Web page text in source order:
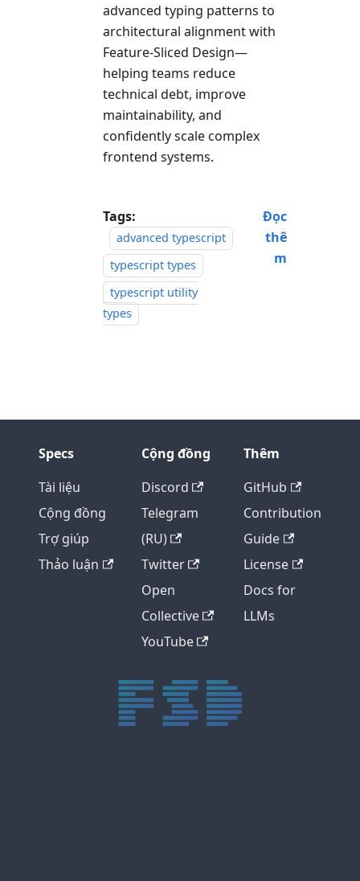
advanced typing patterns to
architectural alignment with
Feature-Sliced Design—
helping teams reduce
technical debt, improve
maintainability, and
confidently scale complex
frontend systems.
Tags:
advanced typescript
typescript types
typescript utility
types
Đọc
thê
m
Specs
Tài liệu
Cộng đồng
Trợ giúp
Thảo luận
Cộng đồng
Discord
Telegram
(RU)
Twitter
Open
Collective
YouTube
Thêm
GitHub
Contribution
Guide
License
Docs for
LLMs